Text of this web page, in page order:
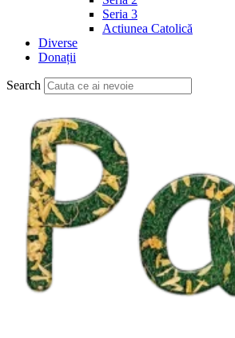
Seria 3
Actiunea Catolică
Diverse
Donații
Search